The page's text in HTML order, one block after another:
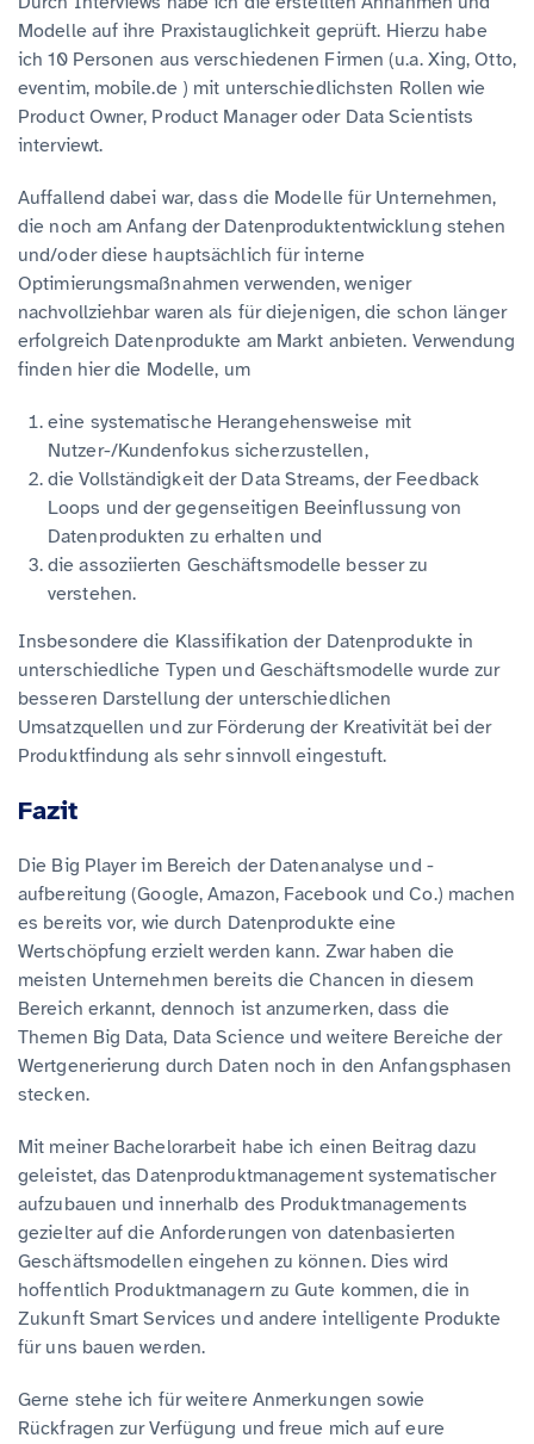
Modelle auf ihre Praxistauglichkeit geprüft. Hierzu habe
ich 10 Personen aus verschiedenen Firmen (u.a. Xing, Otto,
eventim, mobile.de ) mit unterschiedlichsten Rollen wie
Product Owner, Product Manager oder Data Scientists
interviewt.
Auffallend dabei war, dass die Modelle für Unternehmen,
die noch am Anfang der Datenproduktentwicklung stehen
und/oder diese hauptsächlich für interne
Optimierungsmaßnahmen verwenden, weniger
nachvollziehbar waren als für diejenigen, die schon länger
erfolgreich Datenprodukte am Markt anbieten. Verwendung
finden hier die Modelle, um
eine systematische Herangehensweise mit
Nutzer-/Kundenfokus sicherzustellen,
die Vollständigkeit der Data Streams, der Feedback
Loops und der gegenseitigen Beeinflussung von
Datenprodukten zu erhalten und
die assoziierten Geschäftsmodelle besser zu
verstehen.
Insbesondere die Klassifikation der Datenprodukte in
unterschiedliche Typen und Geschäftsmodelle wurde zur
besseren Darstellung der unterschiedlichen
Umsatzquellen und zur Förderung der Kreativität bei der
Produktfindung als sehr sinnvoll eingestuft.
Fazit
Die Big Player im Bereich der Datenanalyse und -
aufbereitung (Google, Amazon, Facebook und Co.) machen
es bereits vor, wie durch Datenprodukte eine
Wertschöpfung erzielt werden kann. Zwar haben die
meisten Unternehmen bereits die Chancen in diesem
Bereich erkannt, dennoch ist anzumerken, dass die
Themen Big Data, Data Science und weitere Bereiche der
Wertgenerierung durch Daten noch in den Anfangsphasen
stecken.
Mit meiner Bachelorarbeit habe ich einen Beitrag dazu
geleistet, das Datenproduktmanagement systematischer
aufzubauen und innerhalb des Produktmanagements
gezielter auf die Anforderungen von datenbasierten
Geschäftsmodellen eingehen zu können. Dies wird
hoffentlich Produktmanagern zu Gute kommen, die in
Zukunft Smart Services und andere intelligente Produkte
für uns bauen werden.
Gerne stehe ich für weitere Anmerkungen sowie
Rückfragen zur Verfügung und freue mich auf eure